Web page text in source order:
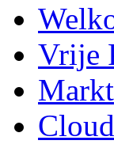
Vrije
Markt